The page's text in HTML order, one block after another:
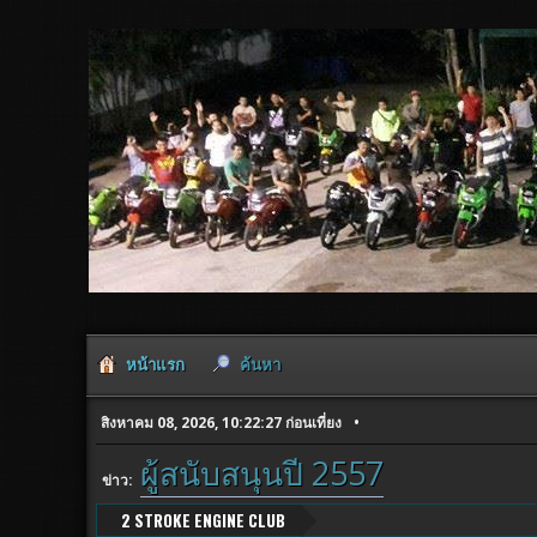
หน้าแรก ค้นหา
สิงหาคม 08, 2026, 10:22:27 ก่อนเที่ยง
ข่าว: ผู้สนับสนุนปี 2557
2 STROKE ENGINE CLUB